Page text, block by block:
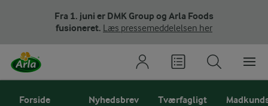
Fra 1. juni er DMK Group og Arla Foods
fusioneret. Læs pressemeddelelsen her
Forside Nyhedsbrev Tværfagligt